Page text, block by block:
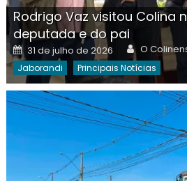
Rodrigo Vaz visitou Colina
deputada e do pai
Posted
on
31 de julho de 2026 Author
O
Jaborandi Principais Notícias